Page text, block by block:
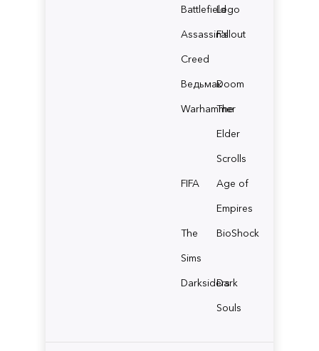
BattlefieldLego
Assassin's
Creed
Fallout
ВедьмакDoom
Warhammer
The
Elder
Scrolls
FIFA
Age of
Empires
The
Sims
BioShock
Darksiders
Dark
Souls